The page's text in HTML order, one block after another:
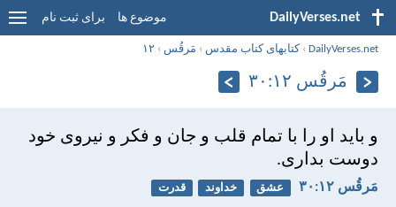
DailyVerses.net موضوع ها برای ثبت نام
DailyVerses.net
›کتابهای کتاب مقدس › مَرقُس ›۱۲
مَرقُس ۱۲:‏۳۰
و بايد او را با تمام قلب و جان و فكر و نيروی خود
دوست بداری.
مَرقُس ۱۲:‏۳۰ عشق خداوند قدرت